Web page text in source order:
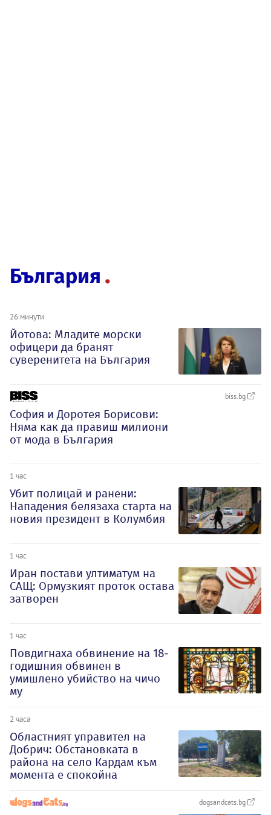
България
26 минути
Йотова: Младите морски
офицери да бранят
суверенитета на България
biss.bg
София и Доротея Борисови:
Няма как да правиш милиони
от мода в България
1 час
Убит полицай и ранени:
Нападения белязаха старта на
новия президент в Колумбия
1 час
Иран постави ултиматум на
САЩ: Ормузкият проток остава
затворен
1 час
Повдигнаха обвинение на 18-
годишния обвинен в
умишлено убийство на чичо
му
2 часа
Oбластният управител на
Добрич: Обстановката в
района на село Кардам към
момента е спокойна
dogsandcats.bg